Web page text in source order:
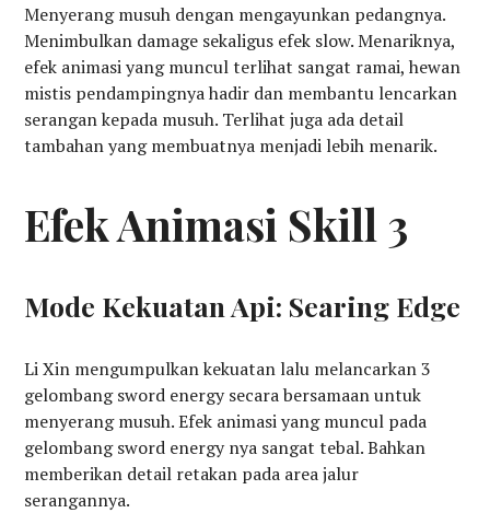
Menyerang musuh dengan mengayunkan pedangnya.
Menimbulkan damage sekaligus efek slow. Menariknya,
efek animasi yang muncul terlihat sangat ramai, hewan
mistis pendampingnya hadir dan membantu lencarkan
serangan kepada musuh. Terlihat juga ada detail
tambahan yang membuatnya menjadi lebih menarik.
Efek Animasi Skill 3
Mode Kekuatan Api: Searing Edge
Li Xin mengumpulkan kekuatan lalu melancarkan 3
gelombang sword energy secara bersamaan untuk
menyerang musuh. Efek animasi yang muncul pada
gelombang sword energy nya sangat tebal. Bahkan
memberikan detail retakan pada area jalur
serangannya.